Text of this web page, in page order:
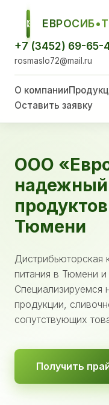
ЕСТ
+7 (3452) 69-65-
rosmaslo72@mail.ru
О компании
Оставить заявку
ООО
Тюмени
Дистрибьюторская
питания в Тюмени
Специализируемся
продукции,
сопутствующих
Получить